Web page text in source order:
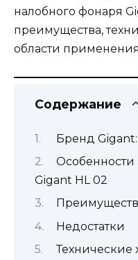
налобного фонаря
преимущества,
области
Содержание
Бренд Gigant:
Особенности
Gigant HL 02
Недостатки
Технические